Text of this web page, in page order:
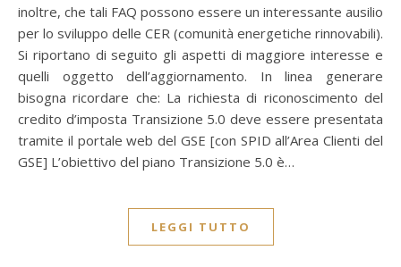
inoltre, che tali FAQ possono essere un interessante ausilio
per lo sviluppo delle CER (comunità energetiche rinnovabili).
Si riportano di seguito gli aspetti di maggiore interesse e
quelli oggetto dell’aggiornamento. In linea generare
bisogna ricordare che: La richiesta di riconoscimento del
credito d’imposta Transizione 5.0 deve essere presentata
tramite il portale web del GSE [con SPID all’Area Clienti del
GSE] L’obiettivo del piano Transizione 5.0 è…
LEGGI TUTTO